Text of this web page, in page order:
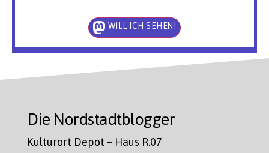
WILL ICH SEHEN!
Die Nordstadtblogger
Kulturort Depot – Haus R.07